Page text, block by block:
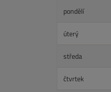
pondělí
úterý
středa
čtvrtek